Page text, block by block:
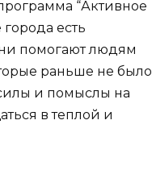
“Активное
есть
помогают людям
раньше не было
и помыслы на
в теплой и